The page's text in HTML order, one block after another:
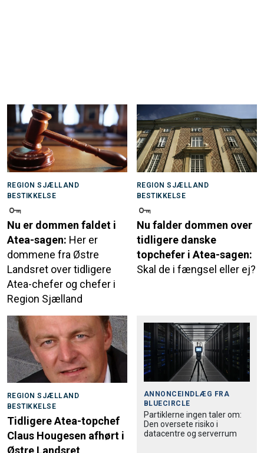
REGION SJÆLLAND
BESTIKKELSE
Nu er dommen faldet i
Atea-sagen: Her er
dommene fra Østre
Landsret over tidligere
Atea-chefer og chefer i
Region Sjælland
REGION SJÆLLAND
BESTIKKELSE
Nu falder dommen over
tidligere danske
topchefer i Atea-sagen:
Skal de i fængsel eller ej?
REGION SJÆLLAND
BESTIKKELSE
Tidligere Atea-topchef
Claus Hougesen afhørt i
Østre Landsret
ANNONCEINDLÆG FRA
BLUECIRCLE
Partiklerne ingen taler om:
Den oversete risiko i
datacentre og serverrum